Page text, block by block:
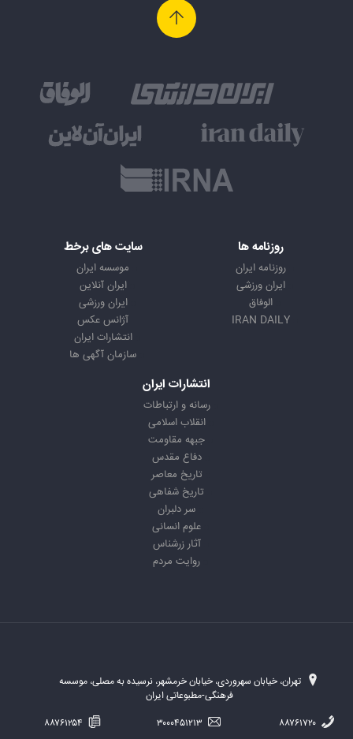
روزنامه ها
روزنامه ایران
ایران ورزشی
الوفاق
IRAN DAILY
سایت های برخط
موسسه ایران
ایران آنلاین
ایران ورزشی
آژانس عکس
انتشارات ایران
سازمان آگهی ها
انتشارات ایران
رسانه و ارتباطات
انقلاب اسلامی
جبهه مقاومت
دفاع مقدس
تاریخ معاصر
تاریخ شفاهی
سر دلبران
علوم انسانی
آثار زرشناس
روایت مردم
تهران، خیابان سهروردی، خیابان خرمشهر، نرسیده به مصلی، موسسه
فرهنگی-مطبوعاتی ایران